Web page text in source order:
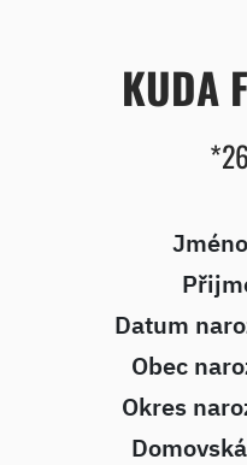
KUDA
Datum
Obec
Okres